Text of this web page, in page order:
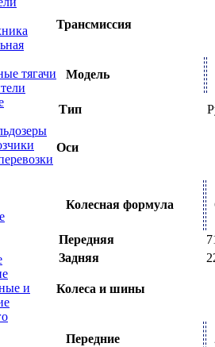
тягачи
и
Трансмиссия
Модель
Тип
Оси
Колесная формула
Передняя
Задняя
Колеса и шины
Передние